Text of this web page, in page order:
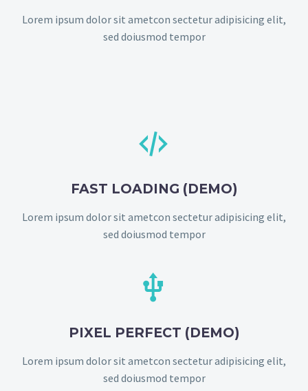
Lorem ipsum dolor sit ametcon sectetur adipisicing elit,
sed doiusmod tempor


FAST LOADING (DEMO)
Lorem ipsum dolor sit ametcon sectetur adipisicing elit,
sed doiusmod tempor


PIXEL PERFECT (DEMO)
Lorem ipsum dolor sit ametcon sectetur adipisicing elit,
sed doiusmod tempor